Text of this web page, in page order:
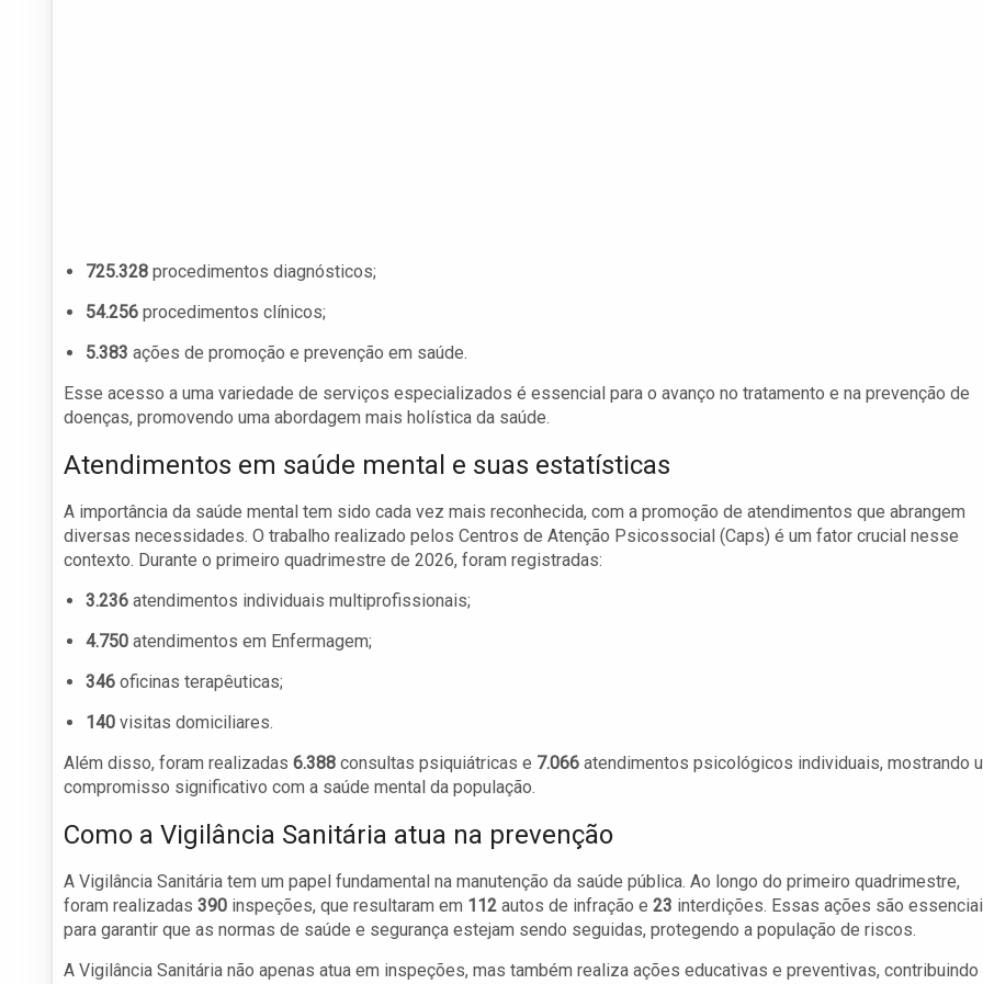
725.328 procedimentos diagnósticos;
54.256 procedimentos clínicos;
5.383 ações de promoção e prevenção em saúde.
Esse acesso a uma variedade de serviços especializados é essencial para o avanço no tratamento e na prevenção de
doenças, promovendo uma abordagem mais holística da saúde.
Atendimentos em saúde mental e suas estatísticas
A importância da saúde mental tem sido cada vez mais reconhecida, com a promoção de atendimentos que abrangem
diversas necessidades. O trabalho realizado pelos Centros de Atenção Psicossocial (Caps) é um fator crucial nesse
contexto. Durante o primeiro quadrimestre de 2026, foram registradas:
3.236 atendimentos individuais multiprofissionais;
4.750 atendimentos em Enfermagem;
346 oficinas terapêuticas;
140 visitas domiciliares.
Além disso, foram realizadas 6.388 consultas psiquiátricas e 7.066 atendimentos psicológicos individuais, mostrando
compromisso significativo com a saúde mental da população.
Como a Vigilância Sanitária atua na prevenção
A Vigilância Sanitária tem um papel fundamental na manutenção da saúde pública. Ao longo do primeiro quadrimestre,
foram realizadas 390 inspeções, que resultaram em 112 autos de infração e 23 interdições. Essas ações são
para garantir que as normas de saúde e segurança estejam sendo seguidas, protegendo a população de riscos.
A Vigilância Sanitária não apenas atua em inspeções, mas também realiza ações educativas e preventivas, contribuindo